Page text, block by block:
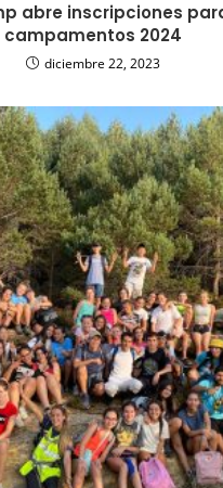
abre inscripciones
campamentos 2024
diciembre 22, 2023